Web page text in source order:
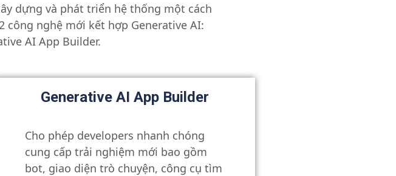
dựng và phát triển hệ thống một cách
công nghệ mới kết hợp Generative AI:
AI App Builder.
Generative AI App Builder
Cho phép developers nhanh chóng
cung cấp trải nghiệm mới bao gồm
bot, giao diện trò chuyện, công cụ tìm